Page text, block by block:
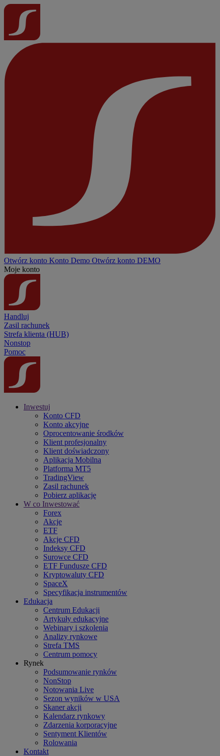
Otwórz konto Konto Demo Otwórz konto DEMO
Moje konto
Handluj
Zasil rachunek
Strefa klienta (HUB)
Nonstop
Pomoc
Inwestuj
Konto CFD
Konto akcyjne
Oprocentowanie środków
Klient profesjonalny
Klient doświadczony
Aplikacja Mobilna
Platforma MT5
TradingView
Zasil rachunek
Pobierz aplikację
W co Inwestować
Forex
Akcje
ETF
Akcje CFD
Indeksy CFD
Surowce CFD
ETF Fundusze CFD
Kryptowaluty CFD
SpaceX
Specyfikacja instrumentów
Edukacja
Centrum Edukacji
Artykuły edukacyjne
Webinary i szkolenia
Analizy rynkowe
Strefa TMS
Centrum pomocy
Rynek
Podsumowanie rynków
NonStop
Notowania Live
Sezon wyników w USA
Skaner akcji
Kalendarz rynkowy
Zdarzenia korporacyjne
Sentyment Klientów
Rolowania
Kontakt